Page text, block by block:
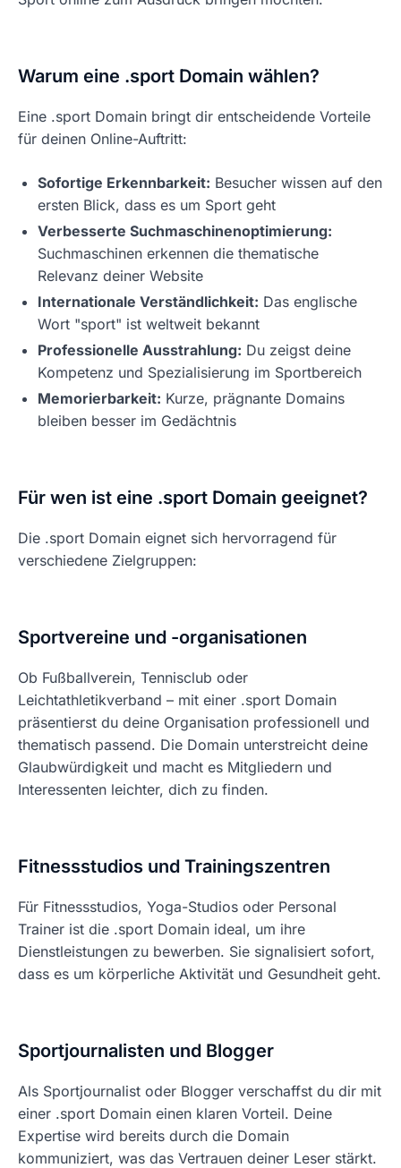
Warum eine .sport Domain wählen?
Eine .sport Domain bringt dir entscheidende Vorteile
für deinen Online-Auftritt:
Sofortige Erkennbarkeit: Besucher wissen auf den
ersten Blick, dass es um Sport geht
Verbesserte Suchmaschinenoptimierung:
Suchmaschinen erkennen die thematische
Relevanz deiner Website
Internationale Verständlichkeit: Das englische
Wort "sport" ist weltweit bekannt
Professionelle Ausstrahlung: Du zeigst deine
Kompetenz und Spezialisierung im Sportbereich
Memorierbarkeit: Kurze, prägnante Domains
bleiben besser im Gedächtnis
Für wen ist eine .sport Domain geeignet?
Die .sport Domain eignet sich hervorragend für
verschiedene Zielgruppen:
Sportvereine und -organisationen
Ob Fußballverein, Tennisclub oder
Leichtathletikverband – mit einer .sport Domain
präsentierst du deine Organisation professionell und
thematisch passend. Die Domain unterstreicht deine
Glaubwürdigkeit und macht es Mitgliedern und
Interessenten leichter, dich zu finden.
Fitnessstudios und Trainingszentren
Für Fitnessstudios, Yoga-Studios oder Personal
Trainer ist die .sport Domain ideal, um ihre
Dienstleistungen zu bewerben. Sie signalisiert sofort,
dass es um körperliche Aktivität und Gesundheit geht.
Sportjournalisten und Blogger
Als Sportjournalist oder Blogger verschaffst du dir mit
einer .sport Domain einen klaren Vorteil. Deine
Expertise wird bereits durch die Domain
kommuniziert, was das Vertrauen deiner Leser stärkt.